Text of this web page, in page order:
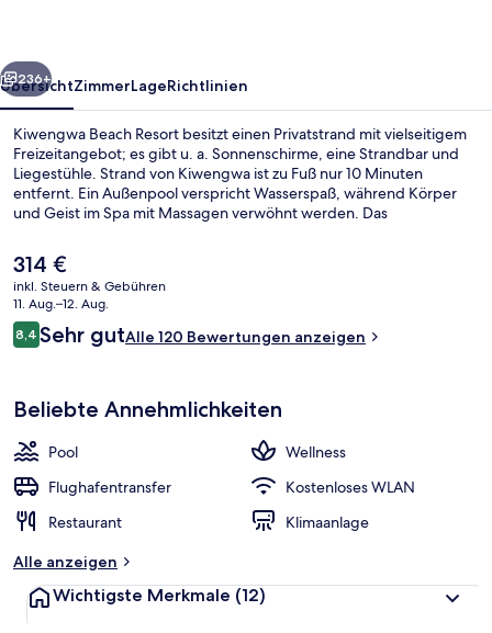
Weiter
236+
ÜbersichtZimmerLageRichtlinien
Kiwengwa Beach Resort besitzt einen Privatstrand mit vielseitigem
Freizeitangebot; es gibt u. a. Sonnenschirme, eine Strandbar und
Liegestühle. Strand von Kiwengwa ist zu Fuß nur 10 Minuten
entfernt. Ein Außenpool verspricht Wasserspaß, während Körper
und Geist im Spa mit Massagen verwöhnt werden. Das
Weitere Highlights wie eine Poolbar, ein Fitnesscenter und
Fitnessmöglichkeiten sprechen für dieses Resort im luxuriösen Stil.
Der
aktuelle
Preis
beträgt
314 €.
314 €
inkl. Steuern & Gebühren
11. Aug.–12. Aug.
Bewertungen
8,48,4 von 10.
Sehr gutAlle 120 Bewertungen anzeigen
Beliebte Annehmlichkeiten
Pool
Wellness
Flughafentransfer
Kostenloses WLAN
Restaurant
Klimaanlage
Alle anzeigen
Wichtigste Merkmale (12)